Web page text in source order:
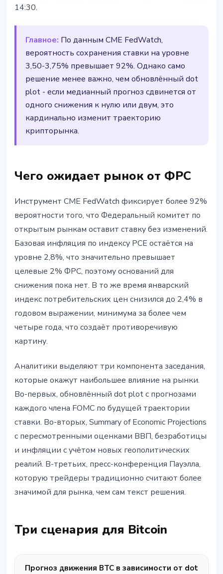
14:30.
Главное: По данным CME FedWatch,
вероятность сохранения ставки на уровне
3,50-3,75% превышает 92%. Однако само
решение менее важно, чем обновлённый dot
plot - если медианный прогноз сдвинется от
одного снижения к нулю или двум, это
кардинально изменит траекторию
крипторынка.
Чего ожидает рынок от ФРС
Инструмент CME FedWatch фиксирует более 92%
вероятности того, что Федеральный комитет по
открытым рынкам оставит ставку без изменений.
Базовая инфляция по индексу PCE остаётся на
уровне 2,8%, что значительно превышает
целевые 2% ФРС, поэтому оснований для
снижения пока нет. В то же время январский
индекс потребительских цен снизился до 2,4% в
годовом выражении, минимума за более чем
четыре года, что создаёт противоречивую
картину.
Аналитики выделяют три компонента заседания,
которые окажут наибольшее влияние на рынки.
Во-первых, обновлённый dot plot с прогнозами
каждого члена FOMC по будущей траектории
ставки. Во-вторых, Summary of Economic Projections
с пересмотренными оценками ВВП, безработицы
и инфляции с учётом новых геополитических
реалий. В-третьих, пресс-конференция Пауэлла,
которую трейдеры традиционно считают более
значимой для рынка, чем сам текст решения.
Три сценария для Bitcoin
Прогноз движения BTC в зависимости от dot